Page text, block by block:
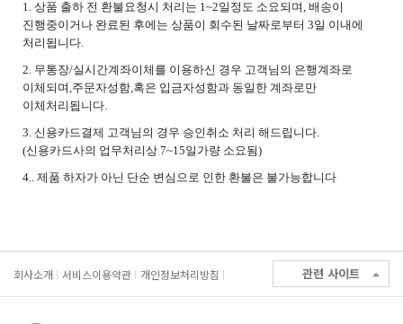
1. 상품 출하 전 환불요청시 처리는 1~2일정도 소요되며, 배송이
진행중이거나 완료된 후에는 상품이 회수된 날짜로부터 3일 이내에
처리됩니다.
2. 무통장/실시간계좌이체를 이용하신 경우 고객님의 은행계좌로
이체되며,주문자성함,혹은 입금자성함과 동일한 계좌로만
이체처리됩니다.
3. 신용카드결제 고객님의 경우 승인취소 처리 해드립니다.
(신용카드사의 업무처리상 7~15일가량 소요됨)
4.. 제품 하자가 아닌 단순 변심으로 인한 환불은 불가능합니다
회사소개 서비스이용약관 개인정보처리방침 관련 사이트